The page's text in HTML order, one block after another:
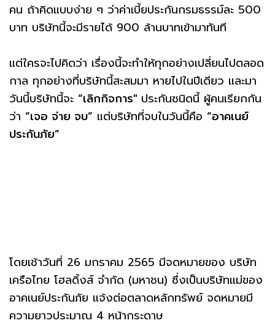
คน ถ้าคิดแบบง่าย ๆ ว่าค่าเบี้ยประกันกรมธรรม์ละ 500
บาท บริษัทนี้จะมีรายได้ 900 ล้านบาทเข้ามาทันที
แต่ใครจะไปคิดว่า เรื่องนี้จะทำให้ทุกอย่างเปลี่ยนไปตลอด
กาล ทุกอย่างที่บริษัทนี้สะสมมา หายไปในปีเดียว และมา
วันนี้บริษัทนี้จะ “เลิกกิจการ" ประกันชนิดนี้ ผู้คนเรียกกัน
ว่า “เจอ จ่าย จบ” แต่บริษัทที่จบในวันนี้คือ “อาคเนย์
ประกันภัย”
โดยเช้าวันที่ 26 มกราคม 2565 มีจดหมายของ บริษัท
เครือไทย โฮลดิ้งส์ จำกัด (มหาชน) ซึ่งเป็นบริษัทแม่ของ
อาคเนย์ประกันภัย แจ้งต่อตลาดหลักทรัพย์ จดหมายมี
ความยาวประมาณ 4 หน้ากระดาษ